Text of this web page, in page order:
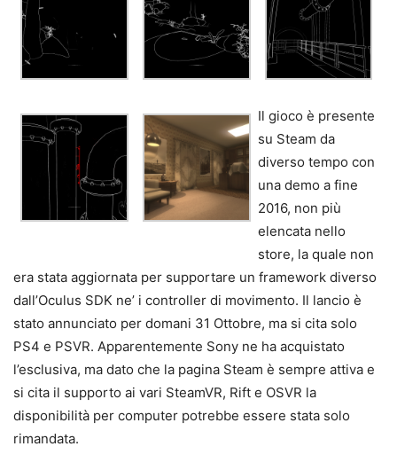
Il gioco è presente
su Steam da
diverso tempo con
una demo a fine
2016, non più
elencata nello
store, la quale non
era stata aggiornata per supportare un framework diverso
dall’Oculus SDK ne’ i controller di movimento. Il lancio è
stato annunciato per domani 31 Ottobre, ma si cita solo
PS4 e PSVR. Apparentemente Sony ne ha acquistato
l’esclusiva, ma dato che la pagina Steam è sempre attiva e
si cita il supporto ai vari SteamVR, Rift e OSVR la
disponibilità per computer potrebbe essere stata solo
rimandata.